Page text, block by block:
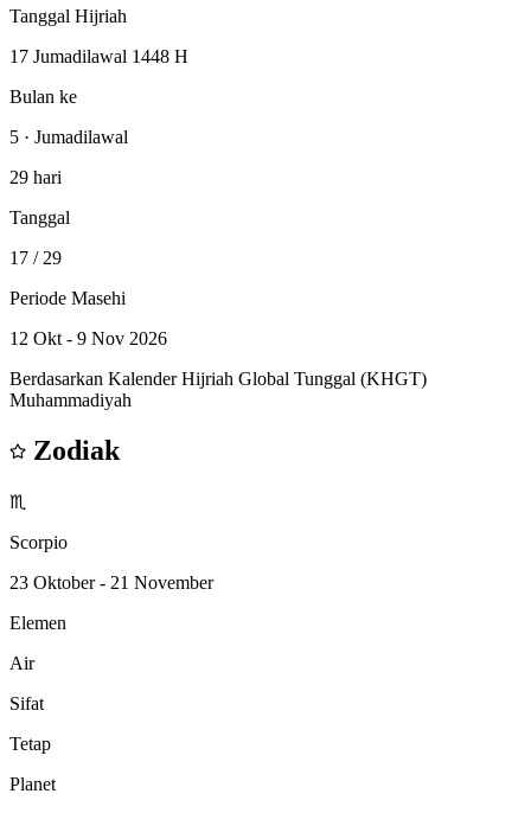
Tanggal Hijriah
17 Jumadilawal 1448 H
Bulan ke
5 · Jumadilawal
29 hari
Tanggal
17 / 29
Periode Masehi
12 Okt - 9 Nov 2026
Berdasarkan Kalender Hijriah Global Tunggal (KHGT)
Muhammadiyah
Zodiak
♏
Scorpio
23 Oktober - 21 November
Elemen
Air
Sifat
Tetap
Planet